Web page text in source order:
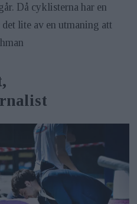
Då cyklisterna har en
lite av en utmaning att